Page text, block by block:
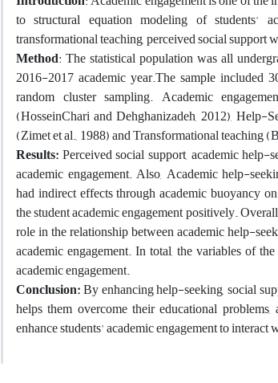
to structural equation modeling of students'
transformational teaching, perceived social
Method: The statistical population was all
2016-2017 academic year.The sample included
random cluster sampling. Academic
(HosseinChari and Dehghanizadeh, 2012), Help-
(Zimet et al., 1988) and Transformational teaching
Results:Perceived social support, academic
academic engagement. Also, Academic help-
had indirect effects through academic buoyancy
the student academic engagement positively.
role in the relationship between academic help-
academic engagement. In total, the variables of
academic engagement.
Conclusion:By enhancing help-seeking, social
helps them overcome their educational
enhance students' academic engagement to interact